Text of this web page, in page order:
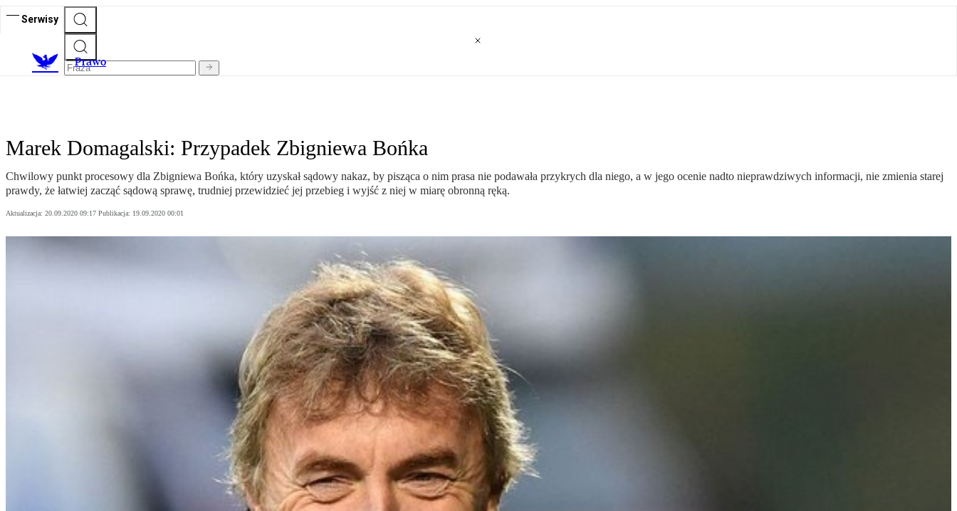
Serwisy
Prawo
Marek Domagalski: Przypadek Zbigniewa Bońka
Chwilowy punkt procesowy dla Zbigniewa Bońka, który uzyskał sądowy nakaz, by pisząca o nim prasa nie podawała przykrych dla niego, a w jego ocenie nadto nieprawdziwych informacji, nie zmienia starej
prawdy, że łatwiej zacząć sądową sprawę, trudniej przewidzieć jej przebieg i wyjść z niej w miarę obronną ręką.
Aktualizacja: 20.09.2020 09:17 Publikacja: 19.09.2020 00:01